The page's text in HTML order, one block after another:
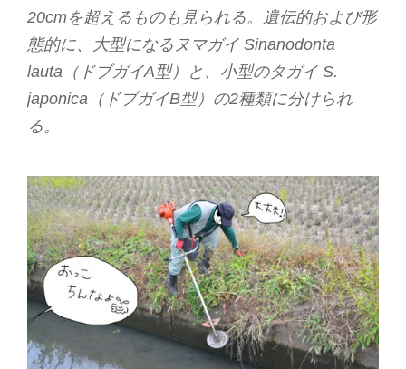
20cmを超えるものも見られる。遺伝的および形
態的に、大型になるヌマガイ Sinanodonta
lauta（ドブガイA型）と、小型のタガイ S.
japonica（ドブガイB型）の2種類に分けられ
る。